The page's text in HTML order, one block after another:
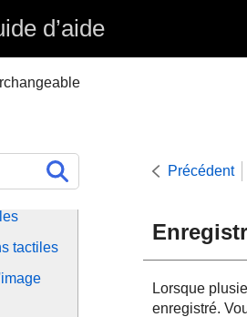
d’aide
Précédent
Lorsque
enregistré.
en
tactiles